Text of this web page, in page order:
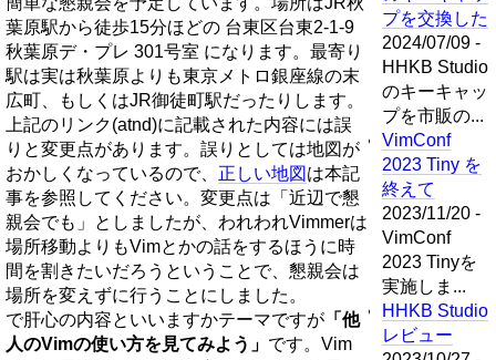
葉原駅から徒歩15分ほどの 台東区台東2-1-9
秋葉原デ・プレ 301号室 になります。最寄り
駅は実は秋葉原よりも東京メトロ銀座線の末
広町、もしくはJR御徒町駅だったりします。
上記のリンク(atnd)に記載された内容には誤
りと変更点があります。誤りとしては地図が
おかしくなっているので、 正しい地図 は本記
事を参照してください。変更点は「近辺で懇
親会でも」としましたが、われわれVimmerは
場所移動よりもVimとかの話をするほうに時
間を割きたいだろうということで、懇親会は
場所を変えずに行うことにしました。
で肝心の内容といいますかテーマですが 「他
人のVimの使い方を見てみよう」 です。Vim
プを交換した
2024/07/09 -
HHKB Studio
のキーキャッ
プを市販の...
VimConf
2023 Tiny を
終えて
2023/11/20 -
VimConf
2023 Tinyを
実施しま...
HHKB Studio
レビュー